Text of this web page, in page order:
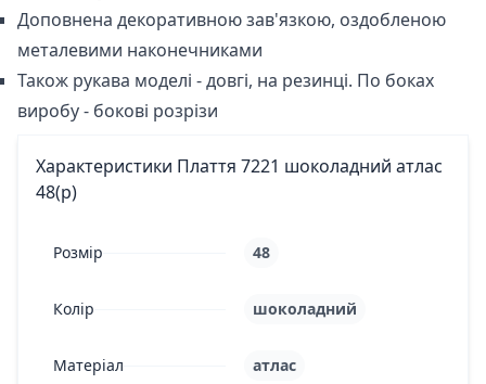
Доповнена декоративною зав'язкою, оздобленою
металевими наконечниками
Також рукава моделі - довгі, на резинці. По боках
виробу - бокові розрізи
Характеристики Плаття 7221 шоколадний атлас
48(р)
Розмір 48
Колір шоколадний
Матеріал атлас